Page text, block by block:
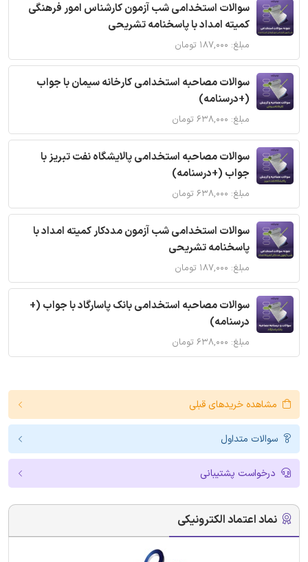
سوالات استخدامی شب آزمون کارشناس امور فرهنگی
کمیته امداد با پاسخنامه تشریحی
مبلغ: ۱۸۷,۰۰۰ تومان
سوالات مصاحبه استخدامی کارخانه سیمان با جواب
(+درسنامه)
مبلغ: ۶۳۸,۰۰۰ تومان
سوالات مصاحبه استخدامی پالایشگاه نفت تبریز با
جواب (+درسنامه)
مبلغ: ۶۳۸,۰۰۰ تومان
سوالات استخدامی شب آزمون مددکار کمیته امداد با
پاسخنامه تشریحی
مبلغ: ۱۸۷,۰۰۰ تومان
سوالات مصاحبه استخدامی بانک پاسارگاد با جواب (+
درسنامه)
مبلغ: ۶۳۸,۰۰۰ تومان
مشاهده خریدهای قبلی
سوالات متداول
درخواست پشتیبانی
نماد اعتماد الکترونیکی